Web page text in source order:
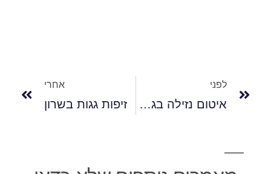
לפני
איטום נזילה בגג בתל אביב
אחרי
זיפות גגות בשרון